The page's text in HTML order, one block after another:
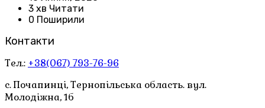
3 хв Читати
0 Поширили
Контакти
Тел.: +38(067) 793-76-96
с. Почапинці, Тернопільська область. вул.
Молодіжна, 1б